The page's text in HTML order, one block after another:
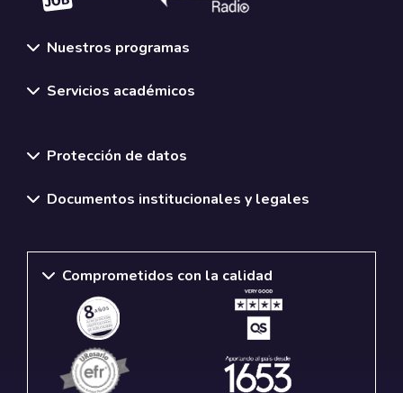
Nuestros programas
Servicios académicos
Protección de datos
Documentos institucionales y legales
Comprometidos con la calidad